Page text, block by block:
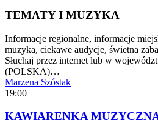
TEMATY I MUZYKA
Informacje regionalne, informacje
muzyka, ciekawe audycje, świetna
Słuchaj przez internet lub w
(POLSKA)…
Marzena Szóstak
19:00
KAWIARENKA